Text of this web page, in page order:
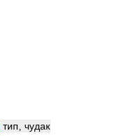
тип, чудак